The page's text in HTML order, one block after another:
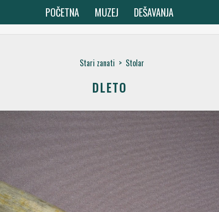
POČETNA MUZEJ DEŠAVANJA
Stari zanati > Stolar
DLETO